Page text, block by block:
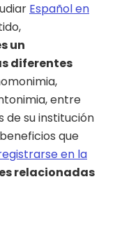
Español en
un
diferentes
entre
de su institución
que
en la
relacionadas